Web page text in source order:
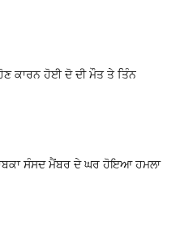
ਕਾਰਨ ਹੋਈ ਦੋ ਦੀ ਮੌਤ ਤੇ ਤਿੰਨ
ਸੰਸਦ ਮੈਂਬਰ ਦੇ ਘਰ ਹੋਇਆ ਹਮਲਾ